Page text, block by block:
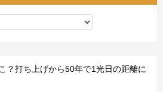
？打ち上げから50年で1光日の距離に